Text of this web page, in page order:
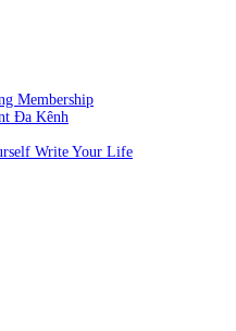
Membership
Đa Kênh
Write Your Life